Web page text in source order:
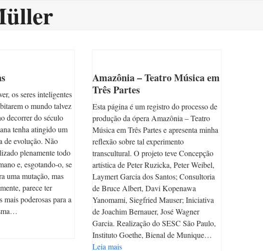
os seres inteligentes
o mundo talvez
decorrer do século
tenha atingido um
de evolução. Não
plenamente todo
e, esgotando-o, se
uma mutação, mas
parece ter
mais poderosas para a
Amazônia – Teatro Música em
Três Partes
Esta página é um registro do processo de
produção da ópera Amazônia – Teatro
Música em Três Partes e apresenta minha
reflexão sobre tal experimento
transcultural. O projeto teve Concepção
artística de Peter Ruzicka, Peter Weibel,
Laymert Garcia dos Santos; Consultoria
de Bruce Albert, Davi Kopenawa
Yanomami, Siegfried Mauser; Iniciativa
de Joachim Bernauer, José Wagner
Garcia. Realização do SESC São Paulo,
Instituto Goethe, Bienal de Munique…
Leia mais